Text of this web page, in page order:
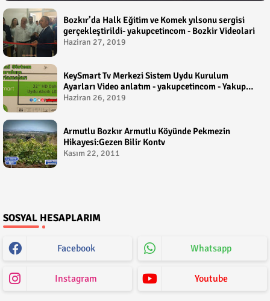
Bozkır’da Halk Eğitim ve Komek yılsonu sergisi
gerçekleştirildi- yakupcetincom - Bozkir Videolari
Haziran 27, 2019
KeySmart Tv Merkezi Sistem Uydu Kurulum
Ayarları Video anlatım - yakupcetincom - Yakup
Çetin
Haziran 26, 2019
Armutlu Bozkır Armutlu Köyünde Pekmezin
Hikayesi:Gezen Bilir Kontv
Kasım 22, 2011
SOSYAL HESAPLARIM
Facebook Whatsapp
Instagram Youtube